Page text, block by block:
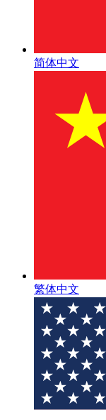
简体中文
繁体中文